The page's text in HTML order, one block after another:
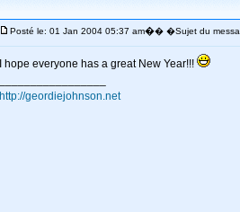
Posté le: 01 Jan 2004 05:37 am�� �Sujet du
I hope everyone has a great New Year!!!
http://geordiejohnson.net